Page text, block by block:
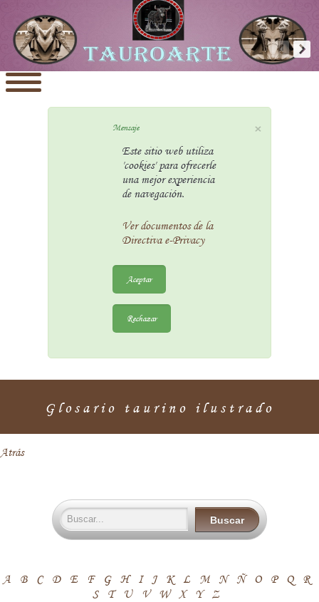
×
Mensaje
Este sitio web utiliza
'cookies' para ofrecerle
una mejor experiencia
de navegación.
Ver documentos de la
Directiva e-Privacy
Aceptar
Rechazar
Glosario taurino ilustrado
Atrás
Buscar Buscar
A B C D E F G H I J K L M N Ñ O P Q
R
S
T U V W X Y Z